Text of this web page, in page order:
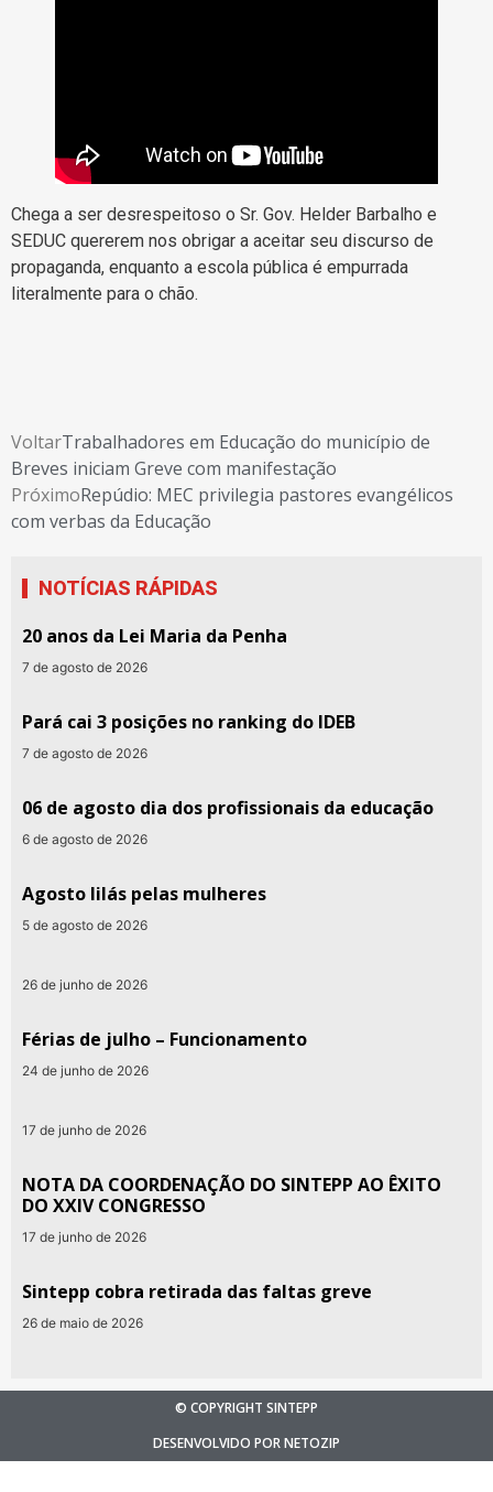
Chega a ser desrespeitoso o Sr. Gov. Helder Barbalho e
SEDUC quererem nos obrigar a aceitar seu discurso de
propaganda, enquanto a escola pública é empurrada
literalmente para o chão.
VoltarTrabalhadores em Educação do município de
Breves iniciam Greve com manifestação
PróximoRepúdio: MEC privilegia pastores evangélicos
com verbas da Educação
NOTÍCIAS RÁPIDAS
20 anos da Lei Maria da Penha
7 de agosto de 2026
Pará cai 3 posições no ranking do IDEB
7 de agosto de 2026
06 de agosto dia dos profissionais da educação
6 de agosto de 2026
Agosto lilás pelas mulheres
5 de agosto de 2026
26 de junho de 2026
Férias de julho – Funcionamento
24 de junho de 2026
17 de junho de 2026
NOTA DA COORDENAÇÃO DO SINTEPP AO ÊXITO
DO XXIV CONGRESSO
17 de junho de 2026
Sintepp cobra retirada das faltas greve
26 de maio de 2026
© COPYRIGHT SINTEPP
DESENVOLVIDO POR NETOZIP